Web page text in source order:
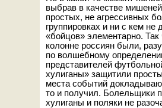
выбрав в качестве
простых, не агрессивных
группировках и ни с кем
«бойцов» элементарно.
колонне россиян были,
по волшебному
представителей
хулиганы» защитили
места событий
то и получил. Болельщики
хулиганы и поляки не